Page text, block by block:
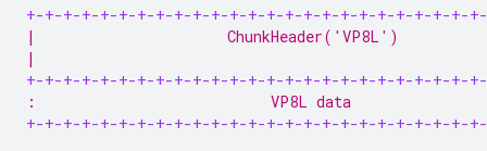
+-+-+-+-+-+-+-+-+-+-+-+-+-+-+-+-+-+-+-+-+-+-+-+-
|                      ChunkHeader('VP8L')
|
+-+-+-+-+-+-+-+-+-+-+-+-+-+-+-+-+-+-+-+-+-+-+-+-
:                           VP8L data
+-+-+-+-+-+-+-+-+-+-+-+-+-+-+-+-+-+-+-+-+-+-+-+-